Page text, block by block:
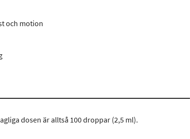
och motion
dosen är alltså 100 droppar (2,5 ml).